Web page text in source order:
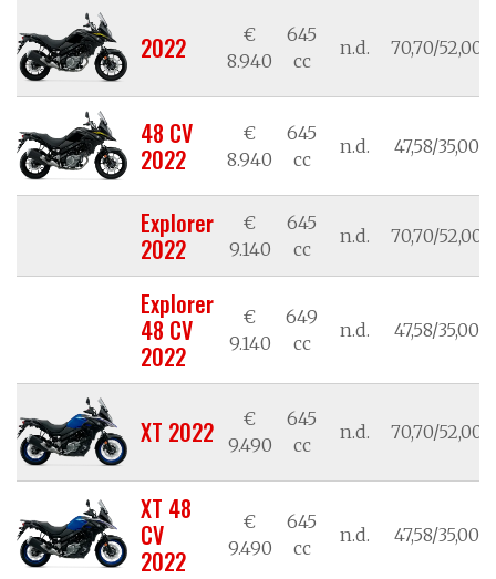
2022
€
8.940
645
cc
n.d. 70,70/52,00
48 CV
2022
€
8.940
645
cc
n.d. 47,58/35,00
Explorer
2022
€
9.140
645
cc
n.d. 70,70/52,00
Explorer
48 CV
2022
€
9.140
649
cc
n.d. 47,58/35,00
XT 2022
€
9.490
645
cc
n.d. 70,70/52,00
XT 48
CV
2022
€
9.490
645
cc
n.d. 47,58/35,00